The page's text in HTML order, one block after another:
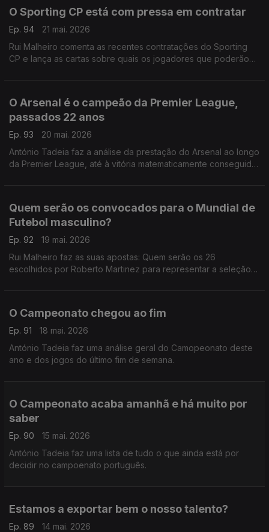
O Sporting CP está com pressa em contratar
Ep. 94
21 mai. 2026
Rui Malheiro comenta as recentes contratações do Sporting
CP e lança as cartas sobre quais os jogadores que poderão
O Arsenal é o campeão da Premier League,
passados 22 anos
Ep. 93
20 mai. 2026
António Tadeia faz a análise da prestação do Arsenal ao longo
da Premier League, até à vitória matematicamente conseguida
Quem serão os convocados para o Mundial de
Futebol masculino?
Ep. 92
19 mai. 2026
Rui Malheiro faz as suas apostas: Quem serão os 26
escolhidos por Roberto Martinez para representar a seleção
O Campeonato chegou ao fim
Ep. 91
18 mai. 2026
António Tadeia faz uma análise geral do Camopeonato deste
ano e dos jogos do último fim de semana.
O Campeonato acaba amanhã e há muito por
saber
Ep. 90
15 mai. 2026
António Tadeia faz uma lista de tudo o que ainda está por
decidir no campoenato português.
Estamos a exportar bem o nosso talento?
Ep. 89
14 mai. 2026